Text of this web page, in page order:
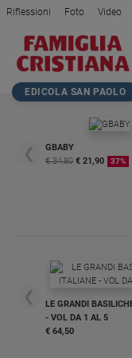
Attualità
Italia
Cronaca
Mondo
Economia
Interviste
Papa
Riflessioni Foto Video
Privacy Policy Chi siamo
Registrati Redazione
Home page>Attualità>
EDICOLA SAN PAOLO
❮
GBABY
€ 34,80 € 21,90 37%
❮
LE GRANDI
- VOL DA 1 AL 5
€ 64,50